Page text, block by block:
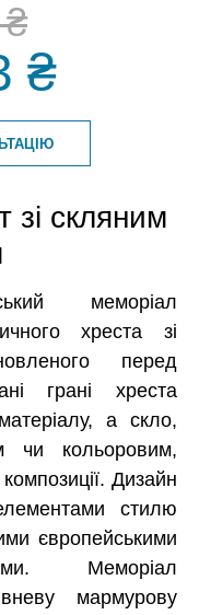
₴
скляним
меморіал
хреста зі
перед
грані хреста
а скло,
чи кольоровим,
Дизайн
стилю
європейськими
Меморіал
мармурову